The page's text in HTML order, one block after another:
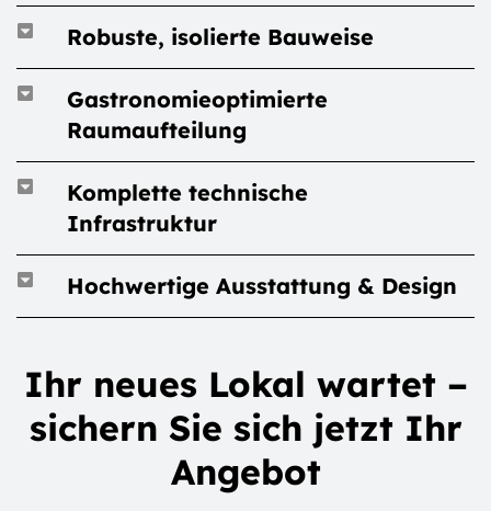
Robuste, isolierte Bauweise
Gastronomieoptimierte
Raumaufteilung
Komplette technische
Infrastruktur
Hochwertige Ausstattung & Design
Ihr neues Lokal wartet –
sichern Sie sich jetzt Ihr
Angebot